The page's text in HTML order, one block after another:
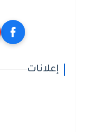
إعلانات